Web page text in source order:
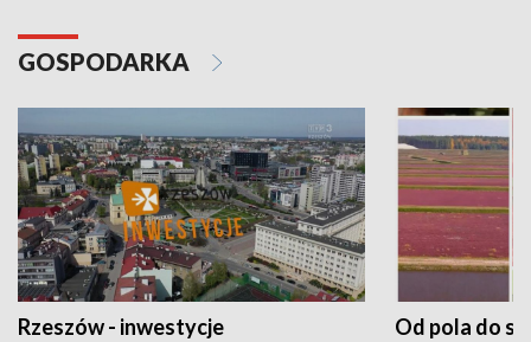
GOSPODARKA
Rzeszów - inwestycje Od pola do